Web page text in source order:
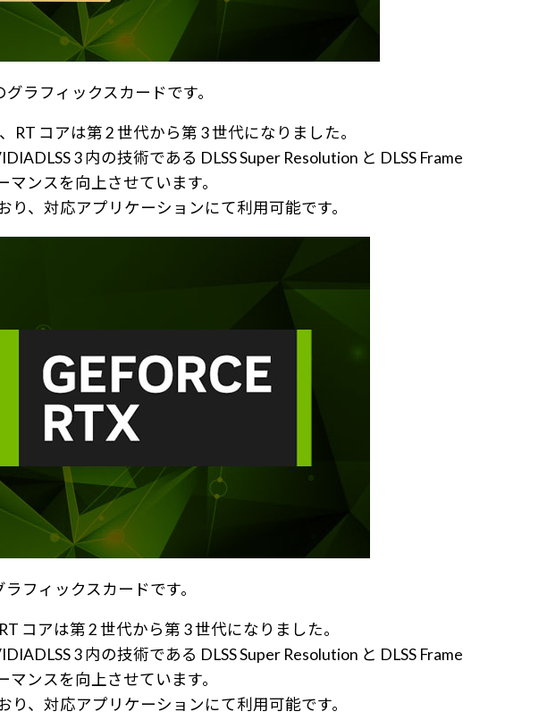
ラフィックスカードです。
コアは第 2 世代から第 3 世代になりました。
3 内の技術である DLSS Super Resolution と DLSS Frame
ンスを向上させています。
、対応アプリケーションにて利用可能です。
フィックスカードです。
コアは第 2 世代から第 3 世代になりました。
3 内の技術である DLSS Super Resolution と DLSS Frame
ンスを向上させています。
、対応アプリケーションにて利用可能です。